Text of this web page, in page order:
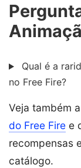
Qual é a
no Free Fire?
Veja também
do Free Fire e
recompensas
catálogo.